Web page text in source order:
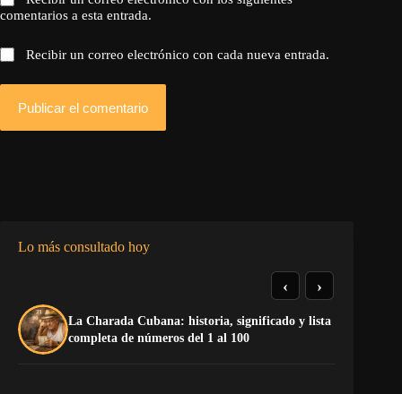
comentarios a esta entrada.
Recibir un correo electrónico con cada nueva entrada.
Publicar el comentario
Lo más consultado hoy
La Charada Cubana: historia, significado y lista
completa de números del 1 al 100
‹ ›